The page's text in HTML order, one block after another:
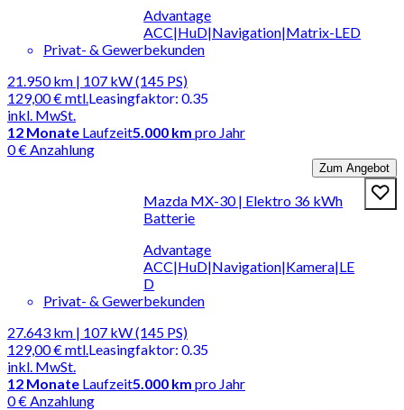
Advantage
ACC|HuD|Navigation|Matrix-LED
Privat- & Gewerbekunden
21.950 km | 107 kW (145 PS)
129,00 €mtl.
inkl. MwSt.
Leasingfaktor: 0.35
12 Monate Laufzeit5.000 km pro Jahr
0 € Anzahlung
Zum Angebot
Mazda MX-30 | Elektro 36 kWh
Batterie
Advantage
ACC|HuD|Navigation|Kamera|LE
D
Privat- & Gewerbekunden
27.643 km | 107 kW (145 PS)
129,00 €mtl.
inkl. MwSt.
Leasingfaktor: 0.35
12 Monate Laufzeit5.000 km pro Jahr
0 € Anzahlung